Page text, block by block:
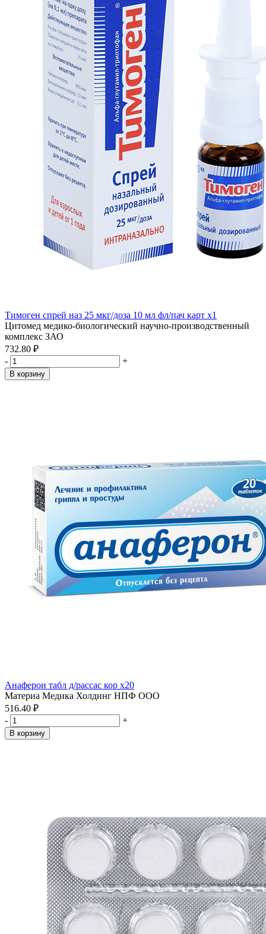
Тимоген спрей наз 25 мкг/доза 10 мл фл/пач карт x1
Цитомед медико-биологический научно-производственный
комплекс ЗАО
732.80 ₽
-
+
В корзину
Анаферон табл д/рассас кор x20
Материа Медика Холдинг НПФ ООО
516.40 ₽
-
+
В корзину